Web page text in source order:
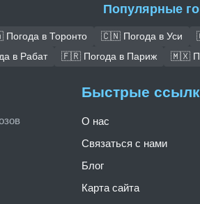
Популярные
в Торонто 🇨🇳 Погода в Уси
в Рабат 🇫🇷 Погода в Париж 🇲🇽
Быстрые
О нас
Связаться с нами
Блог
Карта сайта